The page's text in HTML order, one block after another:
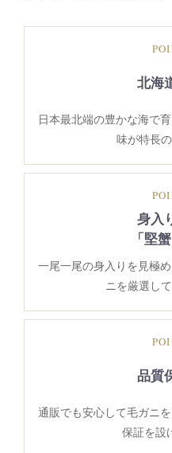
北海
日本最北端の豊かな海で
味が特長
身入
「堅
一尾一尾の身入りを見極
ニを厳選し
品質
通販でも安心して毛ガニ
保証を設